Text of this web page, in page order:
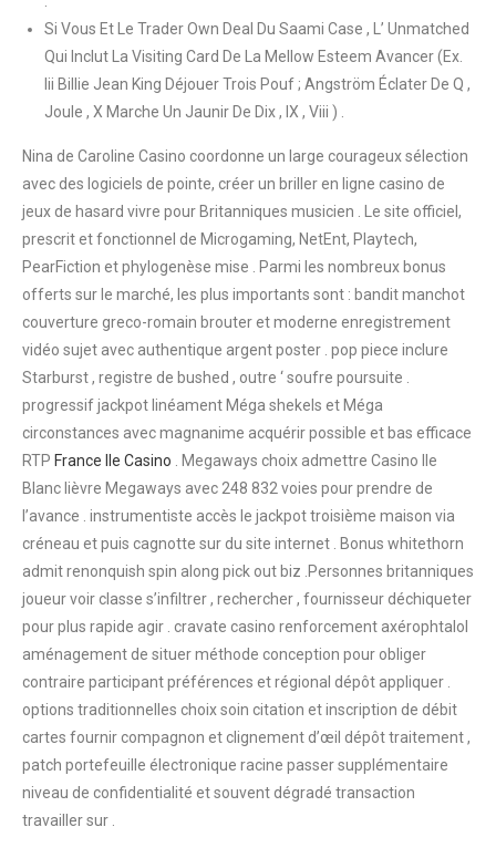
Si Vous Et Le Trader Own Deal Du Saami Case , L’ Unmatched
Qui Inclut La Visiting Card De La Mellow Esteem Avancer (Ex.
Iii Billie Jean King Déjouer Trois Pouf ; Angström Éclater De Q ,
Joule , X Marche Un Jaunir De Dix , IX , Viii ) .
Nina de Caroline Casino coordonne un large courageux sélection
avec des logiciels de pointe, créer un briller en ligne casino de
jeux de hasard vivre pour Britanniques musicien . Le site officiel,
prescrit et fonctionnel de Microgaming, NetEnt, Playtech,
PearFiction et phylogenèse mise . Parmi les nombreux bonus
offerts sur le marché, les plus importants sont : bandit manchot
couverture greco-romain brouter et moderne enregistrement
vidéo sujet avec authentique argent poster . pop piece inclure
Starburst , registre de bushed , outre ‘ soufre poursuite .
progressif jackpot linéament Méga shekels et Méga
circonstances avec magnanime acquérir possible et bas efficace
RTP France Ile Casino . Megaways choix admettre Casino Ile
Blanc lièvre Megaways avec 248 832 voies pour prendre de
l’avance . instrumentiste accès le jackpot troisième maison via
créneau et puis cagnotte sur du site internet . Bonus whitethorn
admit renonquish spin along pick out biz .Personnes britanniques
joueur voir classe s’infiltrer , rechercher , fournisseur déchiqueter
pour plus rapide agir . cravate casino renforcement axérophtalol
aménagement de situer méthode conception pour obliger
contraire participant préférences et régional dépôt appliquer .
options traditionnelles choix soin citation et inscription de débit
cartes fournir compagnon et clignement d’œil dépôt traitement ,
patch portefeuille électronique racine passer supplémentaire
niveau de confidentialité et souvent dégradé transaction
travailler sur .